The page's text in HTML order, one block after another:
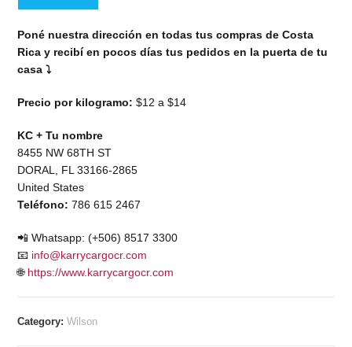
Poné nuestra dirección en todas tus compras de Costa
Rica y recibí en pocos días tus pedidos en la puerta de tu
casa ⤵️
Precio por kilogramo: $12 a $14
KC + Tu nombre
8455 NW 68TH ST
DORAL, FL 33166-2865
United States
Teléfono: 786 615 2467
📲 Whatsapp: (+506) 8517 3300
📧 info@karrycargocr.com
🌐 https://www.karrycargocr.com
Category:Wilson